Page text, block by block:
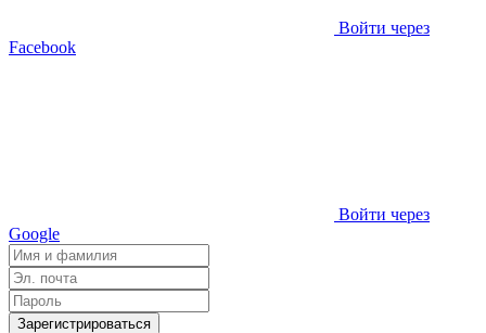
Войти через
Facebook
Войти через
Google
Зарегистрироваться